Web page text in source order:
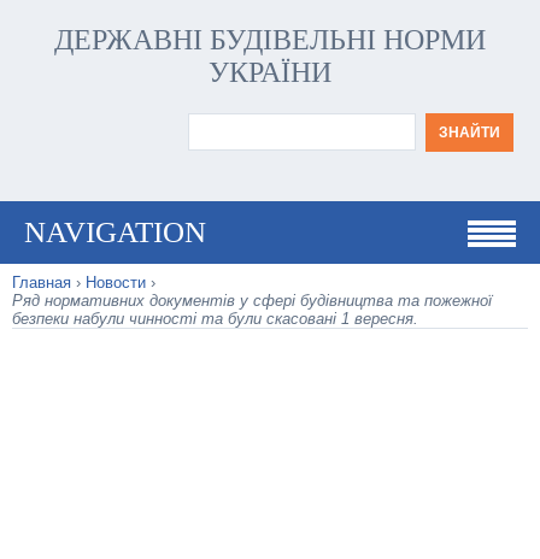
ДЕРЖАВНІ БУДІВЕЛЬНІ НОРМИ
УКРАЇНИ
NAVIGATION
Главная › Новости ›
Ряд нормативних документів у сфері будівництва та пожежної
безпеки набули чинності та були скасовані 1 вересня.